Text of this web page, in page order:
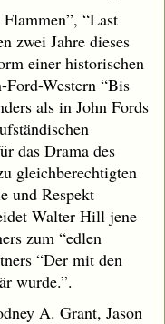
“Last
zwei Jahre dieses
einer historischen
Western “Bis
als in John Fords
das Drama des
gleichberechtigten
und Respekt
Walter Hill jene
zum “edlen
“Der mit den
wurde.”.
A. Grant, Jason